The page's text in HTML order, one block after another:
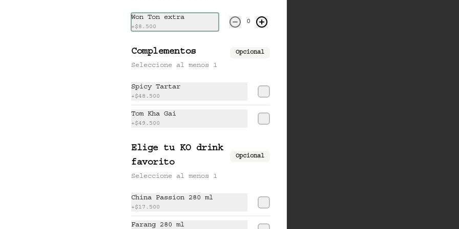
2 Und Noritaco Smoked
Veggie.
(6-8 personas).
PERSONAS)
Sake Passion / Spicy Tartar
Ko shrimp tempura.
4 Und Noritaco Chipotle
Tartare.
$320.000$417.000
2 Nori taco de atún o
salmón, mayo chipotle,
rabanito encurtido y
GOCHUJANG RIBS
Won Ton extra
+$8.500
0
Complementos Opcional
Seleccione al menos 1
Spicy Tartar
+$48.500
Tom Kha Gai
+$49.500
Elige tu KO drink
favorito
Opcional
Seleccione al menos 1
China Passion 280 ml
+$17.500
Farang 280 ml